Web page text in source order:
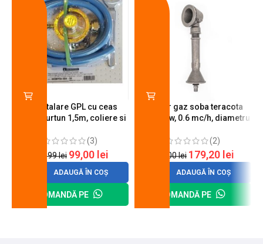
Kit instalare GPL cu ceas
butelie, furtun 1,5m, coliere si
(3)
120,99lei 99,00 lei
ADAUGĂ ÎN COȘ
COMANDĂ PE
Arzator gaz soba teracota
A600, 6 kw, 0.6 mc/h, diametru
(2)
200,00lei 179,20 lei
ADAUGĂ ÎN COȘ
COMANDĂ PE